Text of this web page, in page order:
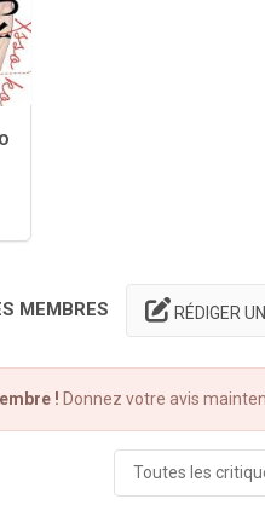
MEMBRES RÉDIGER
! Donnez votre avis
Toutes les